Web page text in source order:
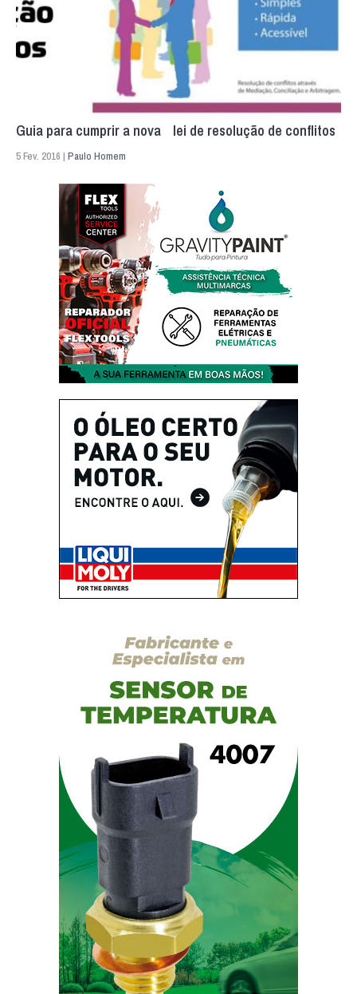
Guia para cumprir a nova lei de resolução de conflitos
5 Fev. 2016 | Paulo Homem